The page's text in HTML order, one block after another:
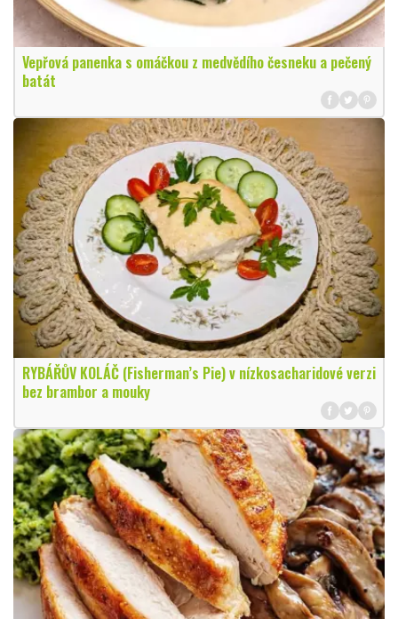
Vepřová panenka s omáčkou z medvědího česneku a pečený
batát
RYBÁŘŮV KOLÁČ (Fisherman’s Pie) v nízkosacharidové verzi
bez brambor a mouky